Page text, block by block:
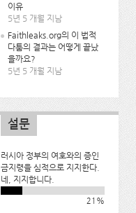
이유
5년 5 개월 지남
Faithleaks.org의 이 법적
다툼의 결과는 어떻게 끝났
을까요?
5년 5 개월 지남
설문
러시아 정부의 여호와의 증인
금지령을 심적으로 지지한다.
네, 지지합니다.
21%